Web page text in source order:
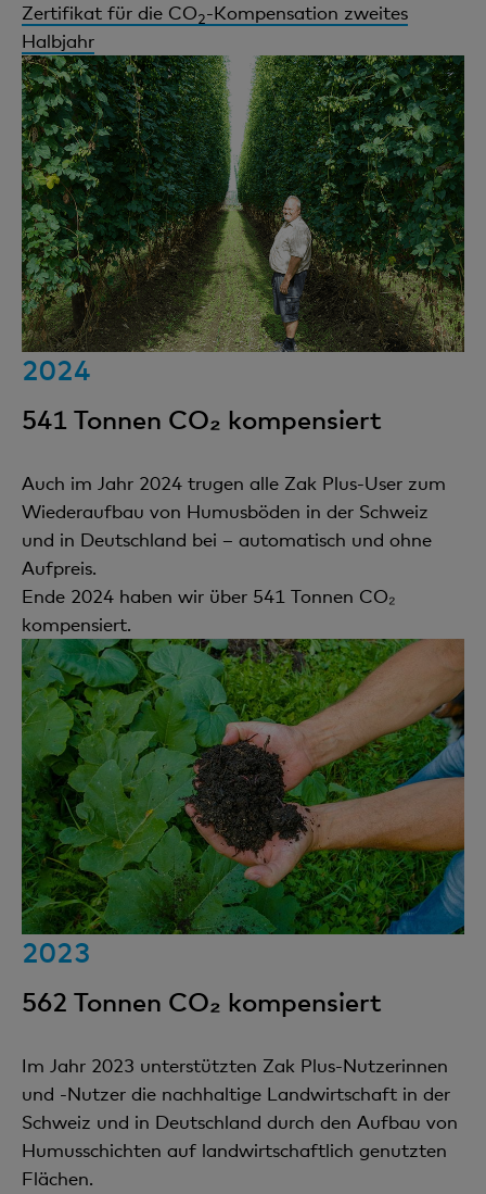
Zertifikat für die CO2-Kompensation zweites
Halbjahr
2024
541 Tonnen CO₂ kompensiert
Auch im Jahr 2024 trugen alle Zak Plus-User zum
Wiederaufbau von Humusböden in der Schweiz
und in Deutschland bei – automatisch und ohne
Aufpreis.
Ende 2024 haben wir über 541 Tonnen CO₂
kompensiert.
2023
562 Tonnen CO₂ kompensiert
Im Jahr 2023 unterstützten Zak Plus-Nutzerinnen
und -Nutzer die nachhaltige Landwirtschaft in der
Schweiz und in Deutschland durch den Aufbau von
Humusschichten auf landwirtschaftlich genutzten
Flächen.